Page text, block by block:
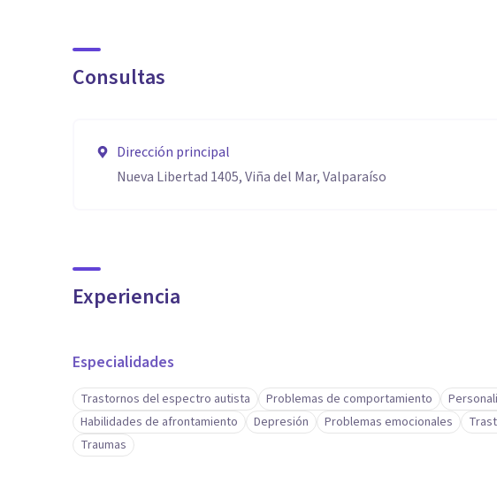
Consultas
Dirección principal
Nueva Libertad 1405, Viña del Mar, Valparaíso
Experiencia
Especialidades
Trastornos del espectro autista Problemas de comportamiento
Habilidades de afrontamiento
Depresión Problemas emocionales
Traumas